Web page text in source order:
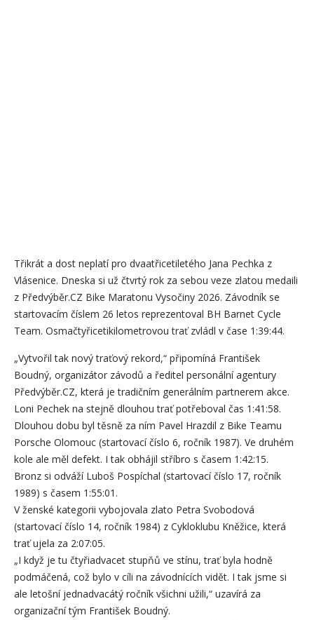
Třikrát a dost neplatí pro dvaatřicetiletého Jana Pechka z
Vlásenice. Dneska si už čtvrtý rok za sebou veze zlatou medaili
z Předvýběr.CZ Bike Maratonu Vysočiny 2026. Závodník se
startovacím číslem 26 letos reprezentoval BH Barnet Cycle
Team. Osmačtyřicetikilometrovou trať zvládl v čase 1:39:44.
„Vytvořil tak nový traťový rekord,“ připomíná František
Boudný, organizátor závodů a ředitel personální agentury
Předvýběr.CZ, která je tradičním generálním partnerem akce.
Loni Pechek na stejně dlouhou trať potřeboval čas 1:41:58.
Dlouhou dobu byl těsně za ním Pavel Hrazdil z Bike Teamu
Porsche Olomouc (startovací číslo 6, ročník 1987). Ve druhém
kole ale měl defekt. I tak obhájil stříbro s časem 1:42:15.
Bronz si odváží Luboš Pospíchal (startovací číslo 17, ročník
1989) s časem 1:55:01.
V ženské kategorii vybojovala zlato Petra Svobodová
(startovací číslo 14, ročník 1984) z Cykloklubu Kněžice, která
trať ujela za 2:07:05.
„I když je tu čtyřiadvacet stupňů ve stínu, trať byla hodně
podmáčená, což bylo v cíli na závodnících vidět. I tak jsme si
ale letošní jednadvacátý ročník všichni užili,“ uzavírá za
organizační tým František Boudný.